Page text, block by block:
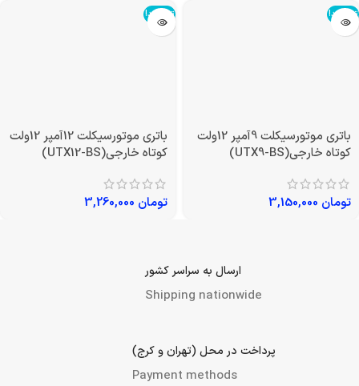
تمام شد!
باتری موتورسیکلت 9آمپر 12ولت
کوتاه خارجی(UTX9-BS)
تومان
تمام شد!
باتری موتورسیکلت 12آمپر 12ولت
کوتاه خارجی(UTX12-BS)
تومان
ارسال به سراسر کشور
Shipping nationwide
پرداخت در محل (تهران و کرج)
Payment methods